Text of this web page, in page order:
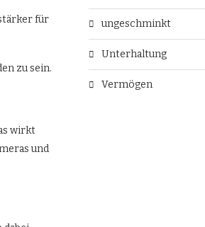
für
zu sein.
wirkt
und
ungeschminkt
Unterhaltung
Vermögen